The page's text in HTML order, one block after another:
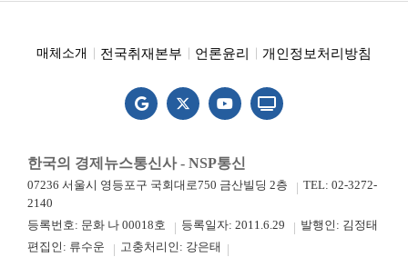
매체소개 전국취재본부 언론윤리 개인정보처리방침
한국의 경제뉴스통신사 - NSP통신
07236 서울시 영등포구 국회대로750 금산빌딩 2층
TEL: 02-3272-
2140
등록번호: 문화 나 00018호
등록일자: 2011.6.29
발행인: 김정태
편집인: 류수운
고충처리인: 강은태